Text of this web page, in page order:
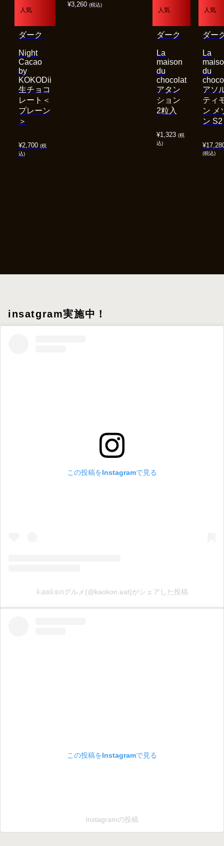
人気
¥2,700 (税
込)
Night
Cacao
by
KOKODii
生チョコ
レート＜
プレーン
＞
ダーク
¥3,260 (税込)
人気
¥1,323 (税
込)
La
maison
du
chocolat
アタン
ション
2粒入
ダーク
人気
¥
(税込)
La
du
アソ
ティ
ン メ
ン S2
ダー
insatgram実施中！
この投稿をInstagramで見る
𝕜𝕒𝕠𝕜𝕠𝕟グルメ(@kaokon.eat)がシェアした投稿
この投稿をInstagramで見る
Instagramの投稿